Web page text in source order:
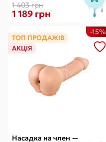
1 403 грн
1 189 грн
ТОП ПРОДАЖІВ
АКЦІЯ
Насадка на член —
-15%